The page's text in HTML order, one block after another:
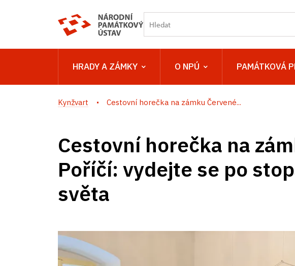
HRADY A ZÁMKY O NPÚ PAMÁTKOVÁ
Kynžvart Cestovní horečka na zámku Červené...
Cestovní horečka na
Poříčí: vydejte se po
světa